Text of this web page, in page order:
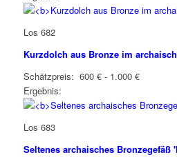
Los 682
Kurzdolch aus Bronze im
Schätzpreis: 600 € - 1.000 €
Ergebnis:
Los 683
Seltenes archaisches Bronzegefäß